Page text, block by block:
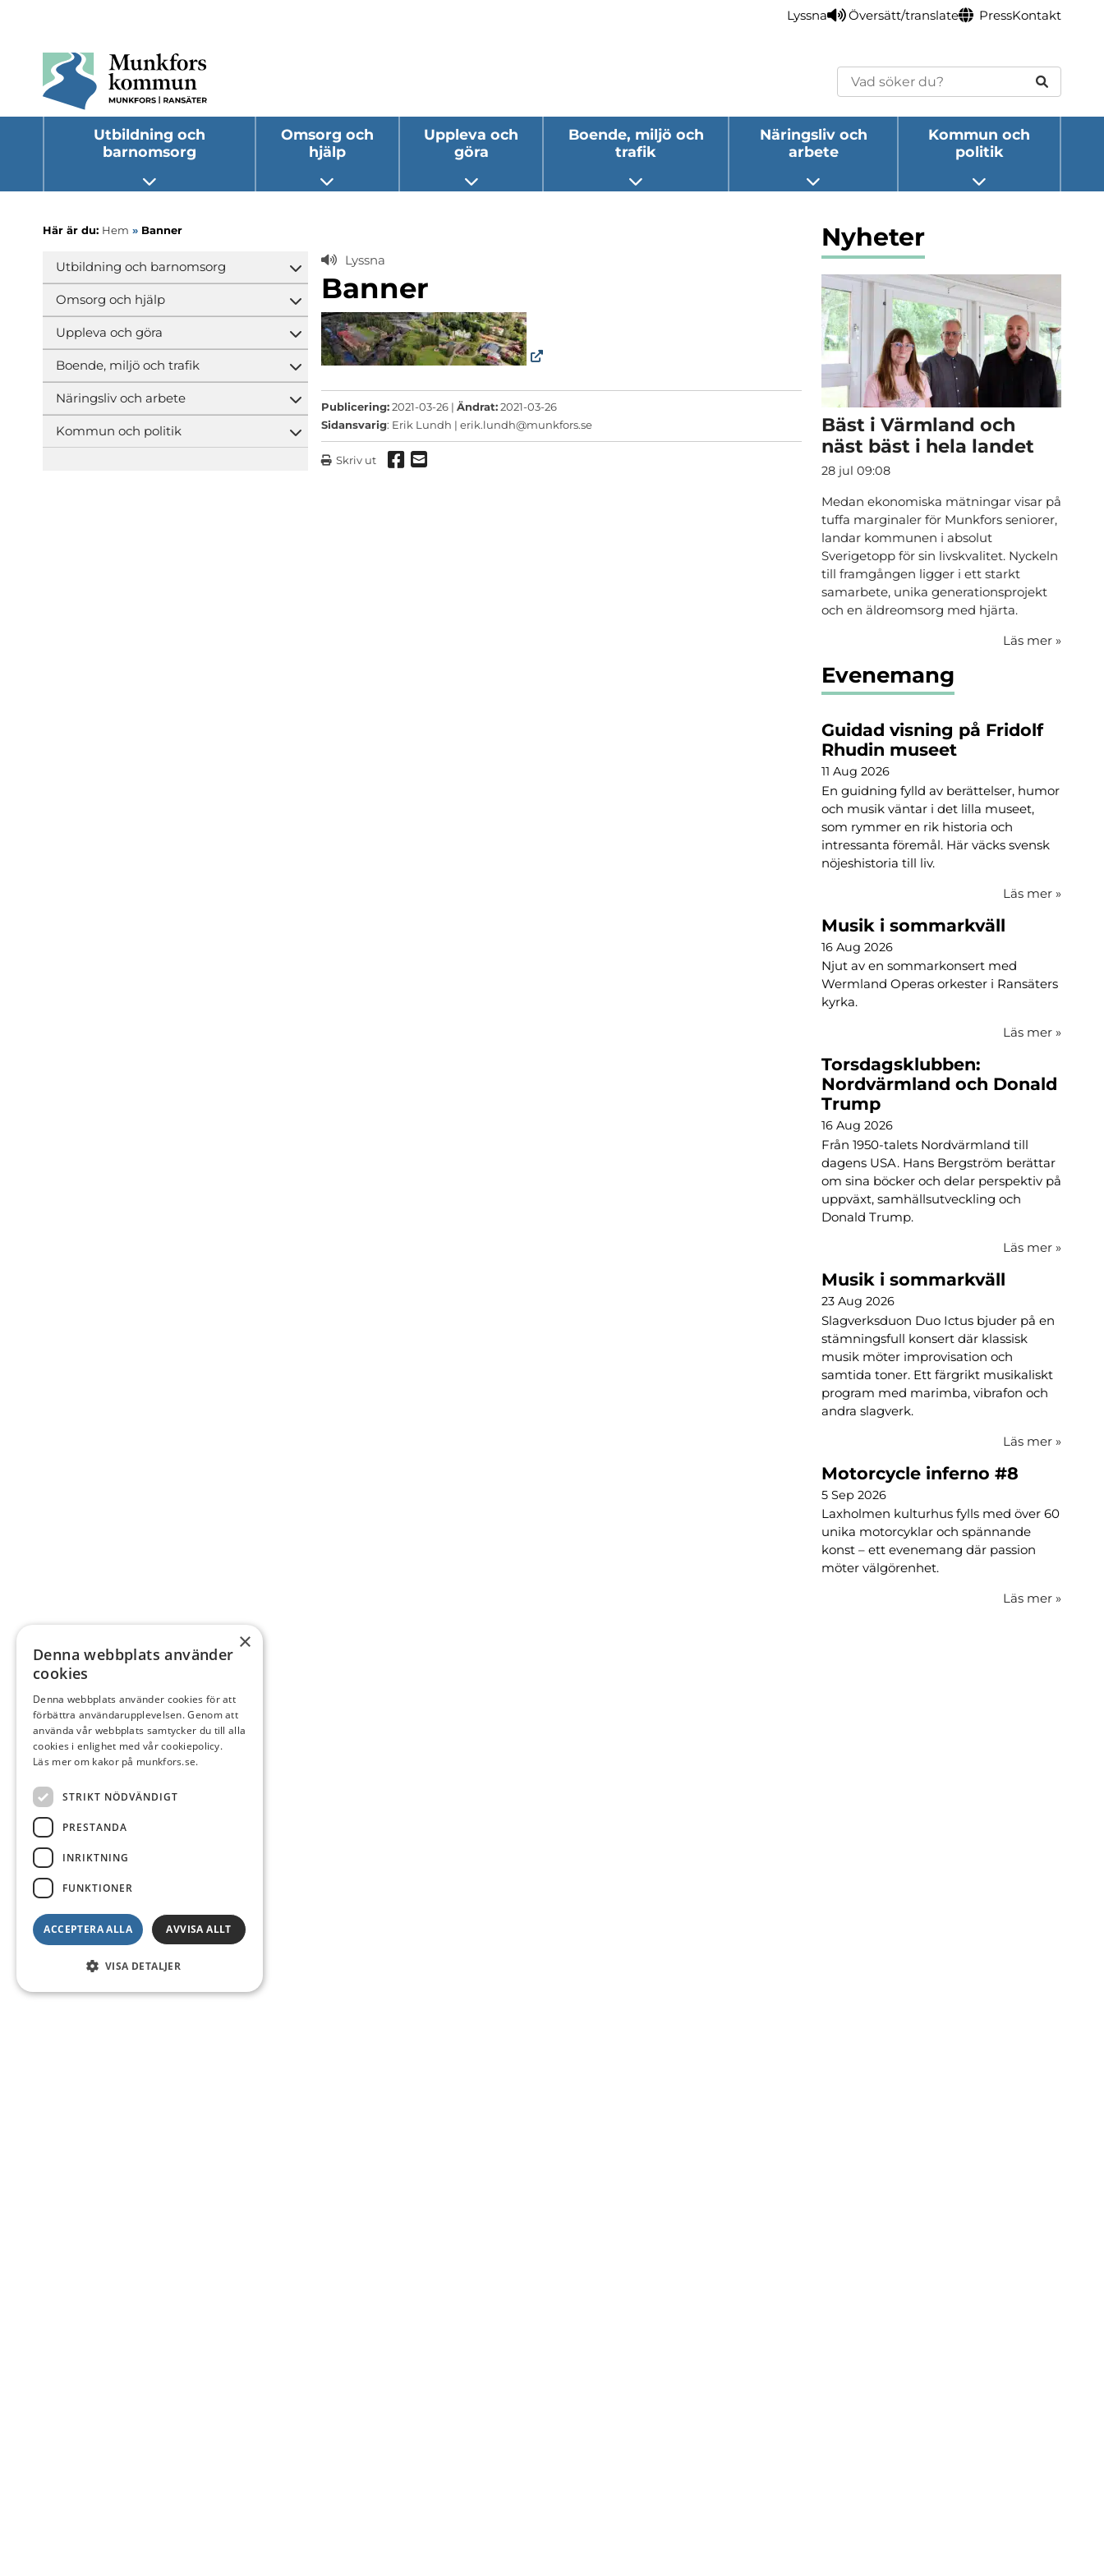
Lyssna Översätt/translate PressKontakt
Sök
Utbildning och
barnomsorg
Öppna undermeny
Omsorg och
hjälp
Öppna undermeny
Uppleva och
göra
Öppna undermeny
Boende, miljö och
trafik
Öppna undermeny
Näringsliv och
arbete
Öppna undermeny
Kommun och
politik
Öppna undermeny
Här är du: Hem » Banner
Utbildning och barnomsorg
Öppna undermeny
Omsorg och hjälp
Öppna undermeny
Uppleva och göra
Öppna undermeny
Boende, miljö och trafik
Öppna undermeny
Näringsliv och arbete
Öppna undermeny
Kommun och politik
Öppna undermeny
Lyssna
Banner
Publicering:2021-03-26 |Ändrat:2021-03-26
Sidansvarig: Erik Lundh |erik.lundh@munkfors.se
Skriv ut Dela via Facebook
Dela via mail
Nyheter
Bäst i Värmland och
näst bäst i hela landet
28 jul 09:08
Medan ekonomiska mätningar visar på
tuffa marginaler för Munkfors seniorer,
landar kommunen i absolut
Sverigetopp för sin livskvalitet. Nyckeln
till framgången ligger i ett starkt
samarbete, unika generationsprojekt
och en äldreomsorg med hjärta.
Läs mer »
Evenemang
Guidad visning på Fridolf
Rhudin museet
11 Aug 2026
En guidning fylld av berättelser, humor
och musik väntar i det lilla museet,
som rymmer en rik historia och
intressanta föremål. Här väcks svensk
nöjeshistoria till liv.
Läs mer »
Musik i sommarkväll
16 Aug 2026
Njut av en sommarkonsert med
Wermland Operas orkester i Ransäters
kyrka.
Läs mer »
Torsdagsklubben:
Nordvärmland och Donald
Trump
16 Aug 2026
Från 1950-talets Nordvärmland till
dagens USA. Hans Bergström berättar
om sina böcker och delar perspektiv på
uppväxt, samhällsutveckling och
Donald Trump.
Läs mer »
Musik i sommarkväll
23 Aug 2026
Slagverksduon Duo Ictus bjuder på en
stämningsfull konsert där klassisk
musik möter improvisation och
samtida toner. Ett färgrikt musikaliskt
program med marimba, vibrafon och
andra slagverk.
Läs mer »
Motorcycle inferno #8
5 Sep 2026
Laxholmen kulturhus fylls med över 60
unika motorcyklar och spännande
konst – ett evenemang där passion
möter välgörenhet.
Läs mer »
×
Denna webbplats använder
cookies
Denna webbplats använder cookies för att
förbättra användarupplevelsen. Genom att
använda vår webbplats samtycker du till alla
cookies i enlighet med vår cookiepolicy.
Läs mer om kakor på munkfors.se.
STRIKT NÖDVÄNDIGT
PRESTANDA
INRIKTNING
FUNKTIONER
ACCEPTERA ALLA AVVISA ALLT
VISA DETALJER